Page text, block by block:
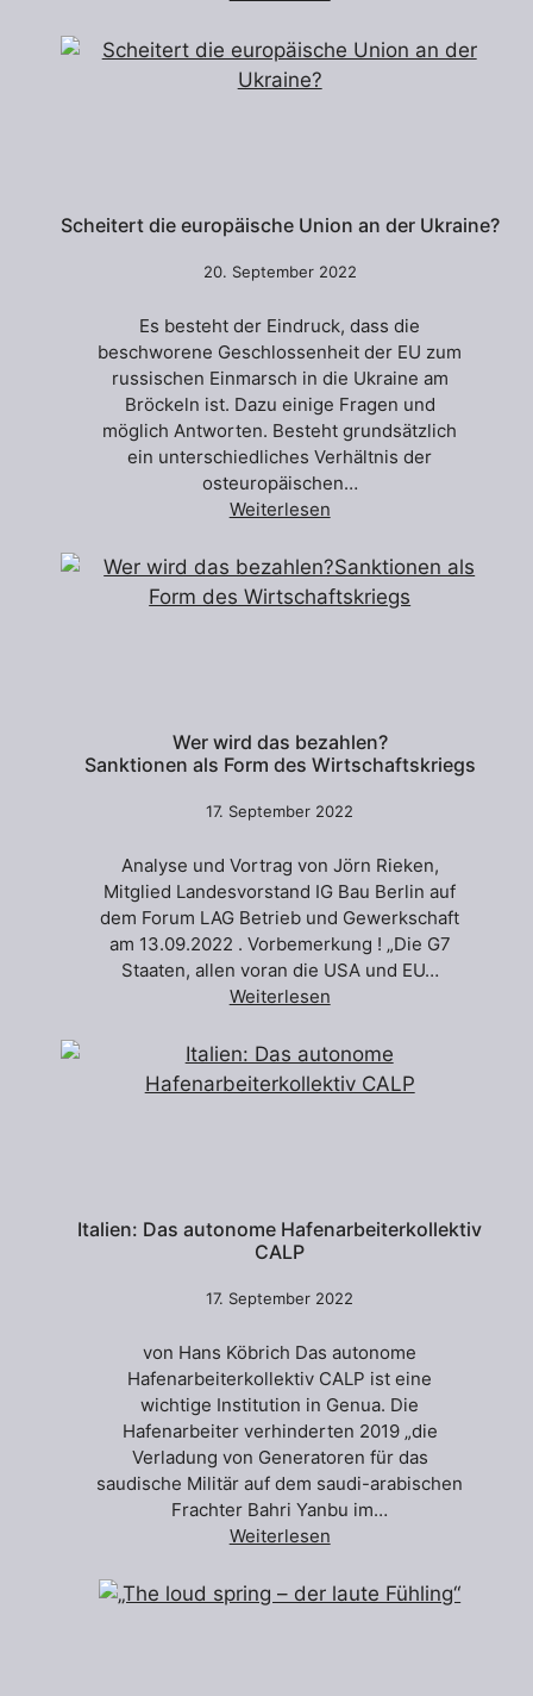
Scheitert die europäische Union an der Ukraine?
20. September 2022
Es besteht der Eindruck, dass die
beschworene Geschlossenheit der EU zum
russischen Einmarsch in die Ukraine am
Bröckeln ist. Dazu einige Fragen und
möglich Antworten. Besteht grundsätzlich
ein unterschiedliches Verhältnis der
osteuropäischen…
Weiterlesen
Wer wird das bezahlen?
Sanktionen als Form des Wirtschaftskriegs
17. September 2022
Analyse und Vortrag von Jörn Rieken,
Mitglied Landesvorstand IG Bau Berlin auf
dem Forum LAG Betrieb und Gewerkschaft
am 13.09.2022 . Vorbemerkung ! „Die G7
Staaten, allen voran die USA und EU…
Weiterlesen
Italien: Das autonome Hafenarbeiterkollektiv
CALP
17. September 2022
von Hans Köbrich Das autonome
Hafenarbeiterkollektiv CALP ist eine
wichtige Institution in Genua. Die
Hafenarbeiter verhinderten 2019 „die
Verladung von Generatoren für das
saudische Militär auf dem saudi-arabischen
Frachter Bahri Yanbu im…
Weiterlesen